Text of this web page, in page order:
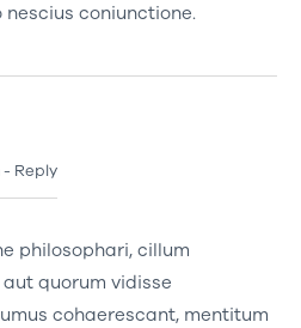
coniunctione.
- Reply
philosophari, cillum
quorum vidisse
cohaerescant, mentitum